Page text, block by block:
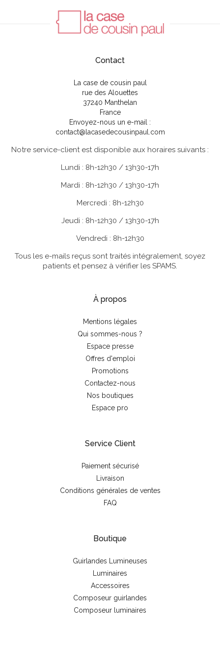
Contact
La case de cousin paul
rue des Alouettes
37240 Manthelan
France
Envoyez-nous un e-mail :
contact@lacasedecousinpaul.com
Notre service-client est disponible aux horaires suivants :
Lundi : 8h-12h30 / 13h30-17h
Mardi : 8h-12h30 / 13h30-17h
Mercredi : 8h-12h30
Jeudi : 8h-12h30 / 13h30-17h
Vendredi : 8h-12h30
Tous les e-mails reçus sont traités intégralement, soyez
patients et pensez à vérifier les SPAMS.
À propos
Mentions légales
Qui sommes-nous ?
Espace presse
Offres d'emploi
Promotions
Contactez-nous
Nos boutiques
Espace pro
Service Client
Paiement sécurisé
Livraison
Conditions générales de ventes
FAQ
Boutique
Guirlandes Lumineuses
Luminaires
Accessoires
Composeur guirlandes
Composeur luminaires